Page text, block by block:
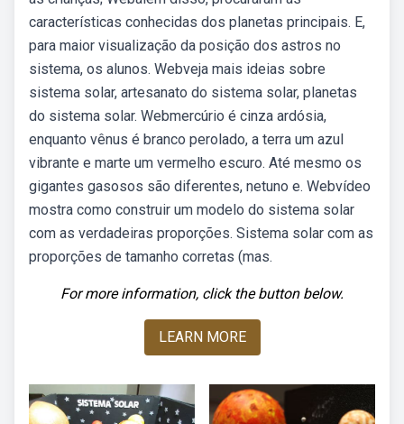
características conhecidas dos planetas principais. E,
para maior visualização da posição dos astros no
sistema, os alunos. Webveja mais ideias sobre
sistema solar, artesanato do sistema solar, planetas
do sistema solar. Webmercúrio é cinza ardósia,
enquanto vênus é branco perolado, a terra um azul
vibrante e marte um vermelho escuro. Até mesmo os
gigantes gasosos são diferentes, netuno e. Webvídeo
mostra como construir um modelo do sistema solar
com as verdadeiras proporções. Sistema solar com as
proporções de tamanho corretas (mas.
For more information, click the button below.
LEARN MORE